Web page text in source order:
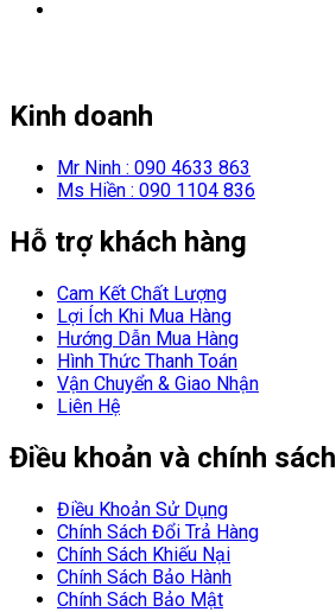
Kinh doanh
Mr Ninh : 090 4633 863
Ms Hiền : 090 1104 836
Hỗ trợ khách hàng
Cam Kết Chất Lượng
Lợi Ích Khi Mua Hàng
Hướng Dẫn Mua Hàng
Hình Thức Thanh Toán
Vận Chuyển & Giao Nhận
Liên Hệ
Điều khoản và chính sách
Điều Khoản Sử Dụng
Chính Sách Đổi Trả Hàng
Chính Sách Khiếu Nại
Chính Sách Bảo Hành
Chính Sách Bảo Mật